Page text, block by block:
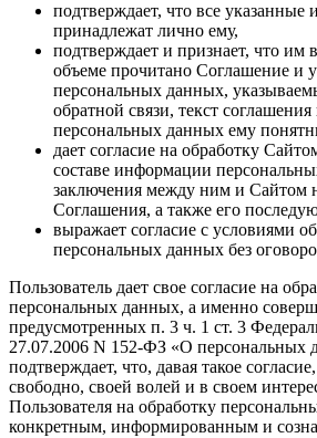
подтверждает, что все указанные
принадлежат лично ему,
подтверждает и признает, что им
объеме прочитано Соглашение и
персональных данных,
обратной связи, текст
персональных данных ему
дает согласие на обработку
составе информации
заключения между ним и Сайтом
Соглашения, а также его
выражает согласие с условиями
персональных данных без
Пользователь дает свое согласие на
персональных данных, а именно
предусмотренных п. 3 ч. 1 ст. 3
27.07.2006 N 152-ФЗ «О персональных
подтверждает, что, давая такое
свободно, своей волей и в своем
Пользователя на обработку
конкретным, информированным и